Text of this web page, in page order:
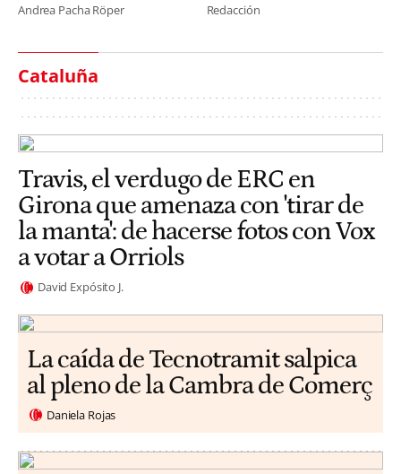
Andrea Pacha Röper Redacción
Cataluña
Travis, el verdugo de ERC en
Girona que amenaza con 'tirar de
la manta': de hacerse fotos con Vox
a votar a Orriols
David Expósito J.
La caída de Tecnotramit salpica
al pleno de la Cambra de Comerç
Daniela Rojas